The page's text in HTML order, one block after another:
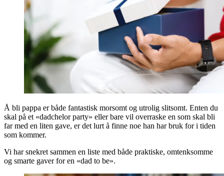
Å bli pappa er både fantastisk morsomt og utrolig slitsomt. Enten du
skal på et «dadchelor party» eller bare vil overraske en som skal bli
far med en liten gave, er det lurt å finne noe han har bruk for i tiden
som kommer.
Vi har snekret sammen en liste med både praktiske, omtenksomme
og smarte gaver for en «dad to be».